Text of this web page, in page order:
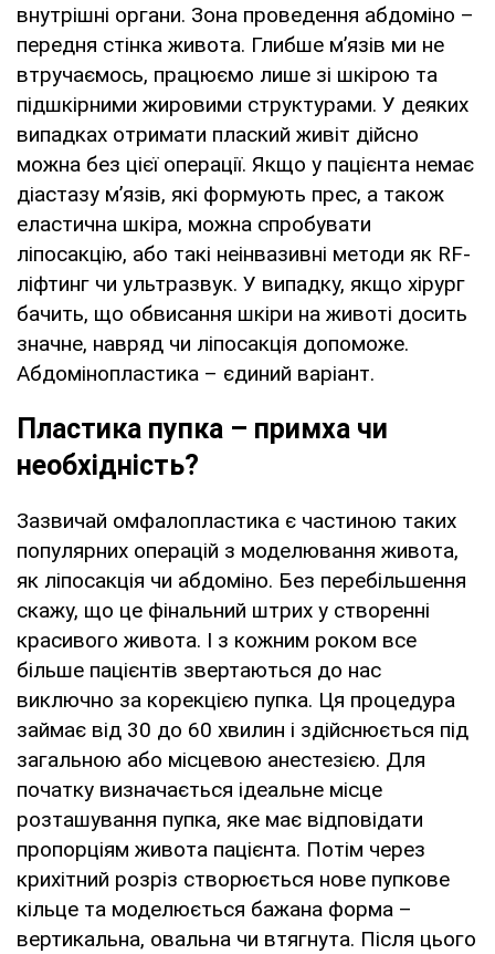
внутрішні органи. Зона проведення абдоміно –
передня стінка живота. Глибше м’язів ми не
втручаємось, працюємо лише зі шкірою та
підшкірними жировими структурами. У деяких
випадках отримати плаский живіт дійсно
можна без цієї операції. Якщо у пацієнта немає
діастазу м’язів, які формують прес, а також
еластична шкіра, можна спробувати
ліпосакцію, або такі неінвазивні методи як RF-
ліфтинг чи ультразвук. У випадку, якщо хірург
бачить, що обвисання шкіри на животі досить
значне, навряд чи ліпосакція допоможе.
Абдомінопластика – єдиний варіант.
Пластика пупка – примха чи
необхідність?
Зазвичай омфалопластика є частиною таких
популярних операцій з моделювання живота,
як ліпосакція чи абдоміно. Без перебільшення
скажу, що це фінальний штрих у створенні
красивого живота. І з кожним роком все
більше пацієнтів звертаються до нас
виключно за корекцією пупка. Ця процедура
займає від 30 до 60 хвилин і здійснюється під
загальною або місцевою анестезією. Для
початку визначається ідеальне місце
розташування пупка, яке має відповідати
пропорціям живота пацієнта. Потім через
крихітний розріз створюється нове пупкове
кільце та моделюється бажана форма –
вертикальна, овальна чи втягнута. Після цього